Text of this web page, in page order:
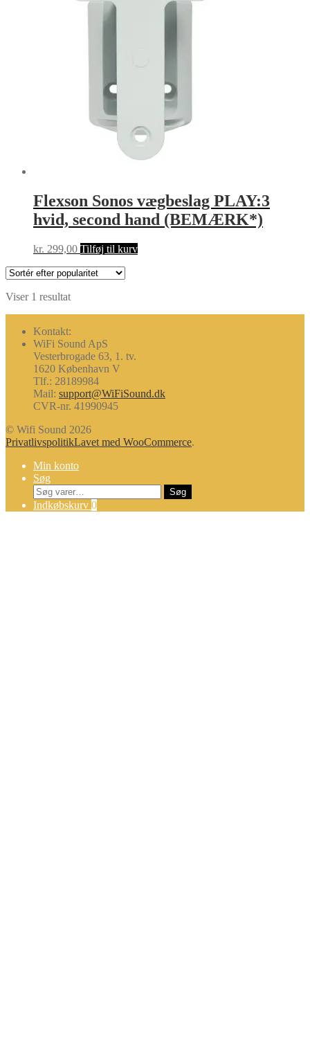
Flexson Sonos vægbeslag PLAY:3
hvid, second hand (BEMÆRK*)
kr. 299,00 Tilføj til kurv
Viser 1 resultat
Kontakt:
WiFi Sound ApS
Vesterbrogade 63, 1. tv.
1620 København V
Tlf.: 28189984
Mail: support@WiFiSound.dk
CVR-nr. 41990945
© Wifi Sound 2026
PrivatlivspolitikLavet med WooCommerce.
Min konto
Søg
Søg
efter:
Søg
Indkøbskurv 0